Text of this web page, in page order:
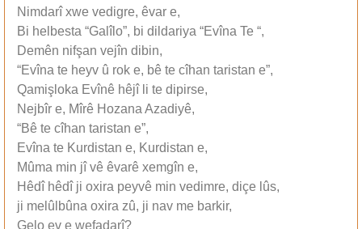
Nimdarî xwe vedigre, êvar e,
Bi helbesta “Galîlo”, bi dildariya “Evîna Te “,
Demên nifşan vejîn dibin,
“Evîna te heyv û rok e, bê te cîhan taristan e”,
Qamişloka Evînê hêjî li te dipirse,
Nejbîr e, Mîrê Hozana Azadiyê,
“Bê te cîhan taristan e”,
Evîna te Kurdistan e, Kurdistan e,
Mûma min jî vê êvarê xemgîn e,
Hêdî hêdî ji oxira peyvê min vedimre, diçe lûs,
ji melûlbûna oxira zû, ji nav me barkir,
Gelo ev e wefadarî?